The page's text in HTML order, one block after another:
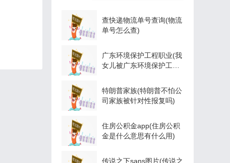
查快递物流单号查询(物流
单号怎么查)
广东环境保护工程职业(我
女儿被广东环境保护工程
特朗普家族(特朗普不怕公
司家族被针对性报复吗)
住房公积金app(住房公积
金是什么意思有什么用)
传说之下sans图片(传说之